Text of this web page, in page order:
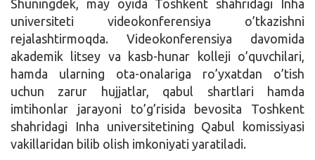
Shuningdek, may oyida Toshkent shahridagi Inha
universiteti videokonferensiya o’tkazishni
rejalashtirmoqda. Videokonferensiya davomida
akademik litsey va kasb-hunar kolleji o’quvchilari,
hamda ularning ota-onalariga ro’yxatdan o’tish
uchun zarur hujjatlar, qabul shartlari hamda
imtihonlar jarayoni to’g’risida bevosita Toshkent
shahridagi Inha universitetining Qabul komissiyasi
vakillaridan bilib olish imkoniyati yaratiladi.